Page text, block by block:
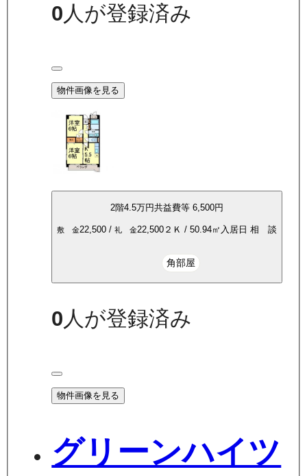
0 人が登録済み
物件画像を見る
2階4.5万円共益費等6,500円
敷 金22,500 /礼 金22,500 ２Ｋ /50.94㎡ 入居日相 談
角部屋
0人が登録済み
物件画像を見る
グリーンハイツ